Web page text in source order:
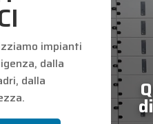
impianti
dalla
dalla